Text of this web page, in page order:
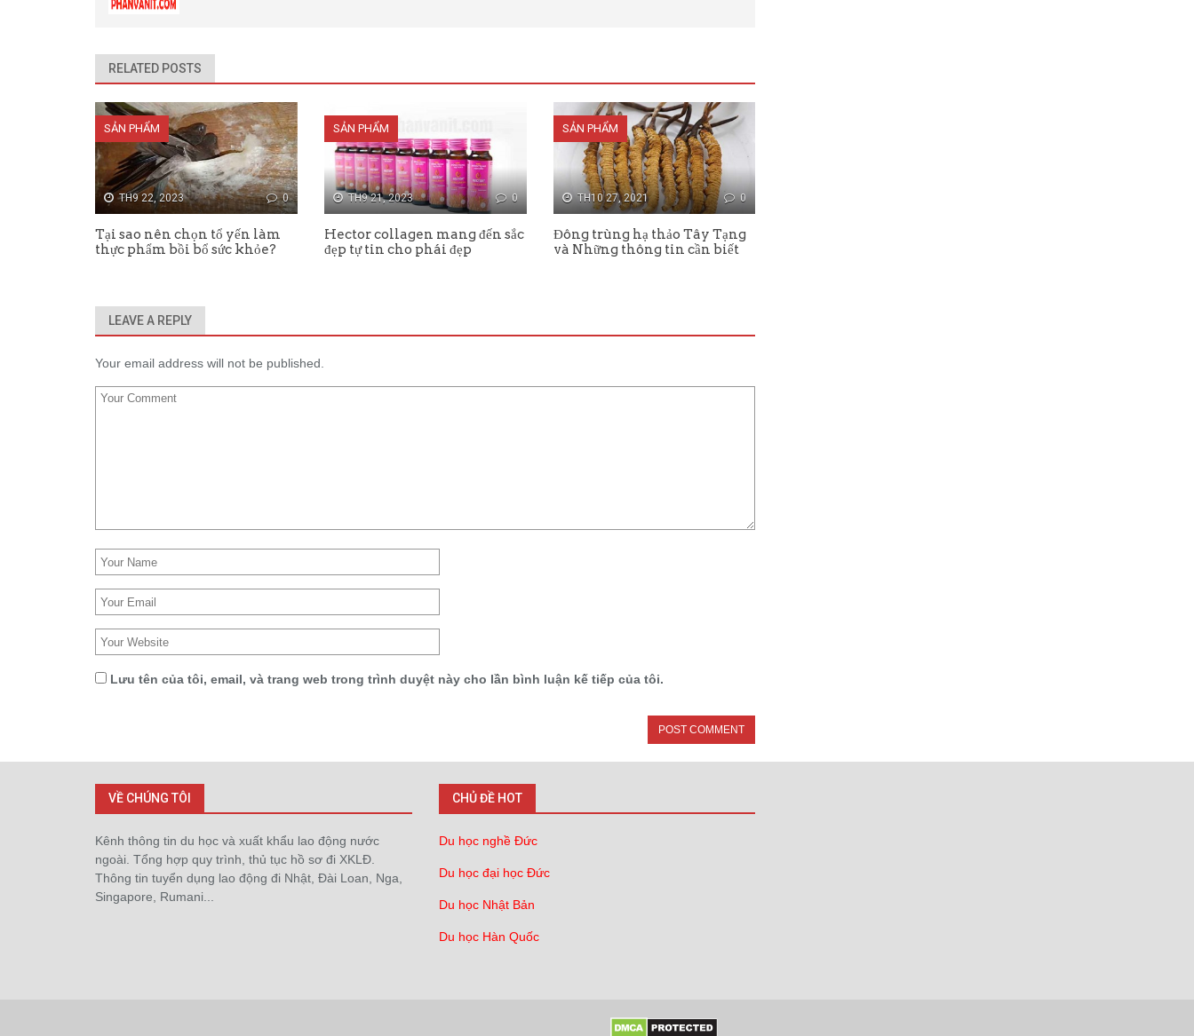
RELATED POSTS
SẢN PHẨM
TH9 22, 2023 0
Tại sao nên chọn tổ yến làm
thực phẩm bồi bổ sức khỏe?
SẢN PHẨM
TH9 21, 2023 0
Hector collagen mang đến sắc
đẹp tự tin cho phái đẹp
SẢN PHẨM
TH10 27, 2021 0
Đông trùng hạ thảo Tây Tạng
và Những thông tin cần biết
LEAVE A REPLY
Your email address will not be published.
Lưu tên của tôi, email, và trang web trong trình duyệt này cho lần bình luận kế tiếp của tôi.
VỀ CHÚNG TÔI
Kênh thông tin du học và xuất khẩu lao động nước
ngoài. Tổng hợp quy trình, thủ tục hồ sơ đi XKLĐ.
Thông tin tuyển dụng lao động đi Nhật, Đài Loan, Nga,
Singapore, Rumani...
CHỦ ĐỀ HOT
Du học nghề Đức
Du học đại học Đức
Du học Nhật Bản
Du học Hàn Quốc